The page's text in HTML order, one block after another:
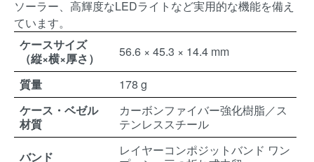
ソーラー、高輝度なLEDライトなど実用的な機能を備え
ています。
ケースサイズ
（縦×横×厚さ）
56.6 × 45.3 × 14.4 mm
質量
178 g
ケース・ベゼル
材質
カーボンファイバー強化樹脂／ス
テンレススチール
バンド
レイヤーコンポジットバンド ワン